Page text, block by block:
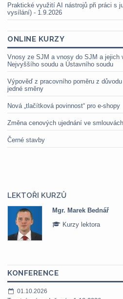
Praktické využití AI nástrojů při práci s
vysílání) - 1.9.2026
ONLINE KURZY
Vnosy ze SJM a vnosy do SJM a jejich
Nejvyššího soudu a Ústavního soudu
Výpověď z pracovního poměru z
jedné směny
Nová „tlačítková povinnost“ pro e-shopy
Změna cenových ujednání ve
Černé stavby
LEKTOŘI KURZŮ
Mgr. Marek Bednář
Kurzy lektora
KONFERENCE
01.10.2026